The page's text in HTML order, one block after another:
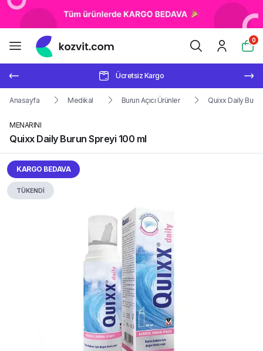
0
Ücretsiz Kargo
Anasayfa Medikal Burun Açıcı Ürünler Quixx Daily
MENARINI
Quixx Daily Burun Spreyi 100 ml
KARGO BEDAVA
TÜKENDİ